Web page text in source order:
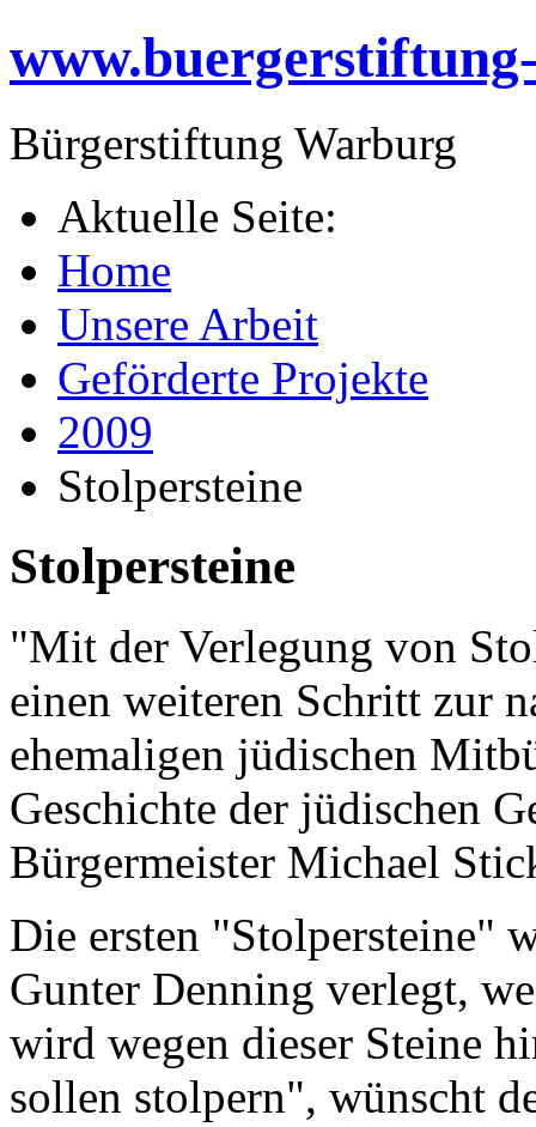
Bürgerstiftung Warburg
Aktuelle Seite:
Home
Unsere Arbeit
Geförderte Projekte
2009
Stolpersteine
Stolpersteine
"Mit der Verlegung von
einen weiteren Schritt zur
ehemaligen jüdischen
Geschichte der jüdischen
Bürgermeister Michael
Die ersten "Stolpersteine"
Gunter Denning verlegt,
wird wegen dieser Steine
sollen stolpern", wünscht